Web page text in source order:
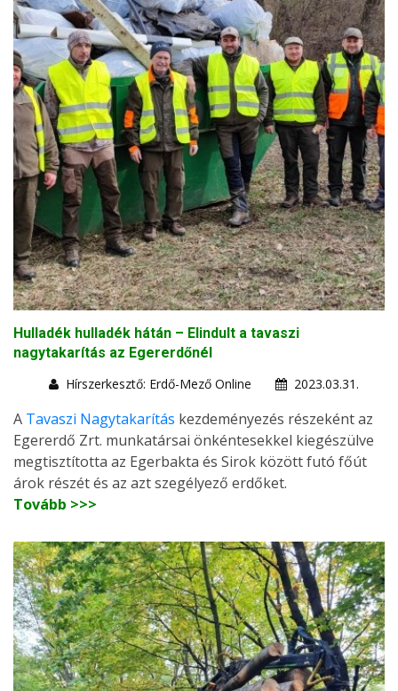
Hulladék hulladék hátán – Elindult a tavaszi
nagytakarítás az Egererdőnél
Hírszerkesztő: Erdő-Mező Online
2023.03.31.
A Tavaszi Nagytakarítás kezdeményezés részeként az
Egererdő Zrt. munkatársai önkéntesekkel kiegészülve
megtisztította az Egerbakta és Sirok között futó főút
árok részét és az azt szegélyező erdőket.
Tovább >>>